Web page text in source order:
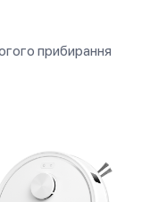
прибирання